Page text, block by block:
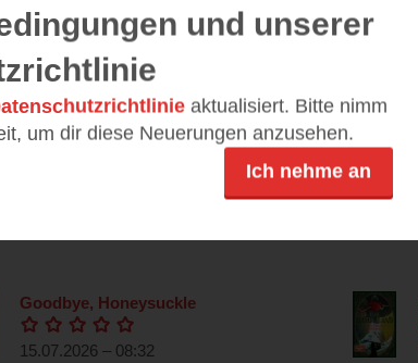
51 Rezensionen anzeigen
Goodbye, Honeysuckle
15.07.2026 – 08:32
und unserer
aktualisiert. Bitte nimm
um dir diese Neuerungen anzusehen.
Ich nehme an